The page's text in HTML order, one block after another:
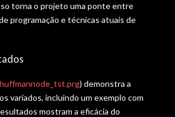
torna o projeto uma ponte entre
programação e técnicas atuais de
huffmannode_tst.prg) demonstra a
variados, incluindo um exemplo com
mostram a eficácia do